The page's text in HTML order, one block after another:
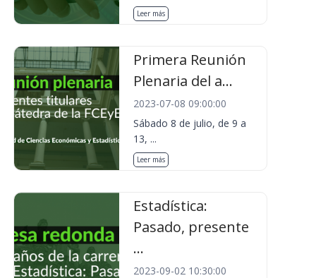
Leer más
Primera Reunión
Plenaria del a...
2023-07-08 09:00:00
Sábado 8 de julio, de 9 a
13, ...
Leer más
Estadística:
Pasado, presente
...
2023-09-02 10:30:00